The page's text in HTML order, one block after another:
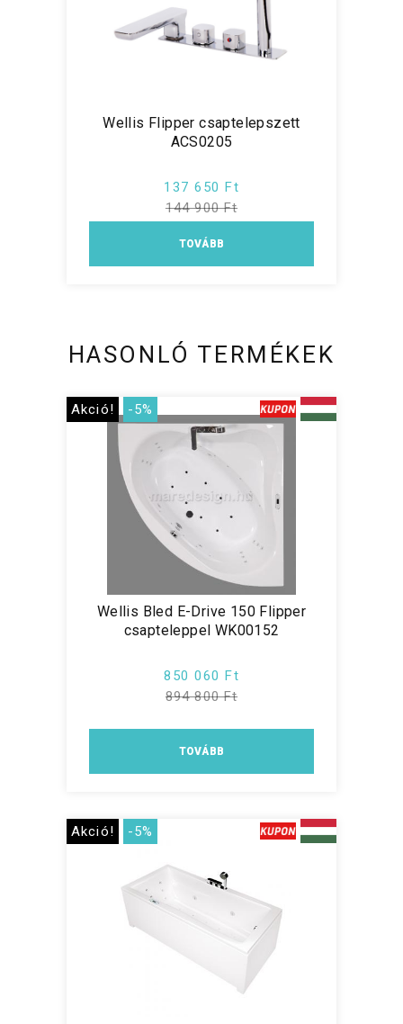
Wellis Flipper csaptelepszett
ACS0205
137 650 Ft
144 900 Ft
TOVÁBB
HASONLÓ TERMÉKEK
Akció! -5%
Wellis Bled E-Drive 150 Flipper
csapteleppel WK00152
850 060 Ft
894 800 Ft
TOVÁBB
Akció! -5%